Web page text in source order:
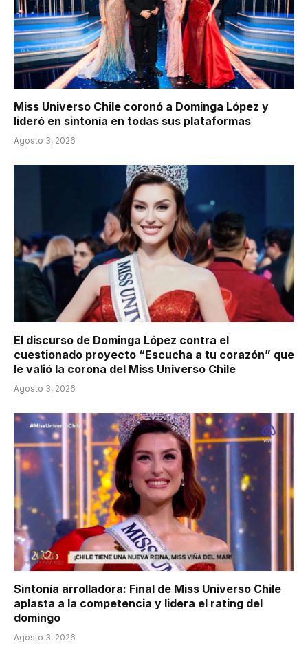
Miss Universo Chile coronó a Dominga López y
lideró en sintonía en todas sus plataformas
Agosto 3, 2026
El discurso de Dominga López contra el
cuestionado proyecto “Escucha a tu corazón” que
le valió la corona del Miss Universo Chile
Agosto 3, 2026
Sintonía arrolladora: Final de Miss Universo Chile
aplasta a la competencia y lidera el rating del
domingo
Agosto 3, 2026